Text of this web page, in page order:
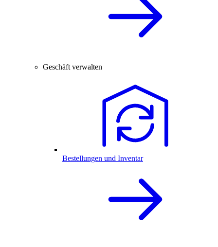
Geschäft verwalten
Bestellungen und Inventar